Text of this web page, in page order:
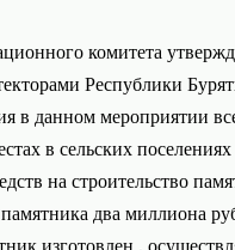
комитета
Республики
в данном мероприятии
в сельских
на строительство
два миллиона